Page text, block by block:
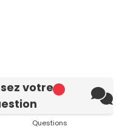
votre
Questions